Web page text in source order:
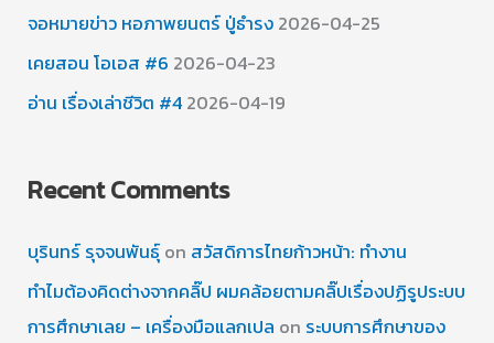
จอหมายข่าว หอภาพยนตร์ ปู่ธำรง 2026-04-25
เคยสอน โอเอส #6 2026-04-23
อ่าน เรื่องเล่าชีวิต #4 2026-04-19
Recent Comments
บุรินทร์ รุจจนพันธุ์on สวัสดิการไทยก้าวหน้า: ทำงาน
ทำไมต้องคิดต่างจากคลิ๊ป ผมคล้อยตามคลิ๊ปเรื่องปฏิรูประบบ
การศึกษาเลย – เครื่องมือแลกเปล on ระบบการศึกษาของ